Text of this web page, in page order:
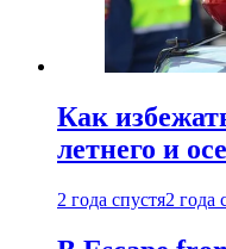
Как
летнего и
2 года спустя2 года